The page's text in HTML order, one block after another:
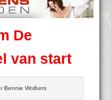
De
van start
Bennie Wolbers